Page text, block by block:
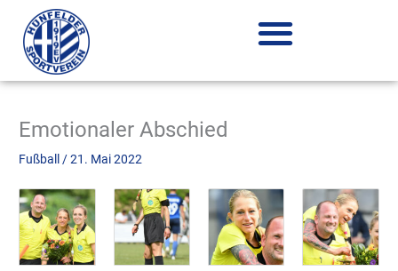
Inhalt
springen
Emotionaler Abschied
Fußball /21. Mai 2022